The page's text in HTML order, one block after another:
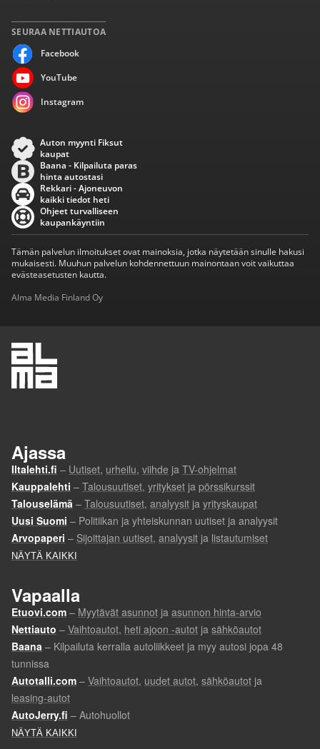
SEURAA NETTIAUTOA
Facebook
YouTube
Instagram
Auton myynti Fiksut
kaupat
Baana - Kilpailuta paras
hinta autostasi
Rekkari - Ajoneuvon
kaikki tiedot heti
Ohjeet turvalliseen
kaupankäyntiin
Tämän palvelun ilmoitukset ovat mainoksia, jotka näytetään sinulle hakusi
mukaisesti. Muuhun palvelun kohdennettuun mainontaan voit vaikuttaa
evästeasetusten kautta.
Alma Media Finland Oy